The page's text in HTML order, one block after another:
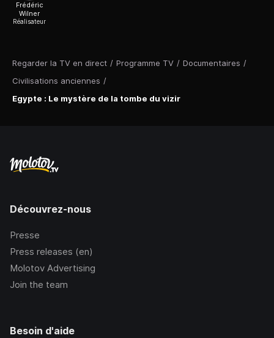
Regarder la TV en direct / Programme TV / Documentaires /
Civilisations anciennes /
Egypte : Le mystère de la tombe du vizir
Frédéric
Wilner
Réalisateur
Découvrez-nous
Presse
Press releases (en)
Molotov Advertising
Join the team
Besoin d'aide